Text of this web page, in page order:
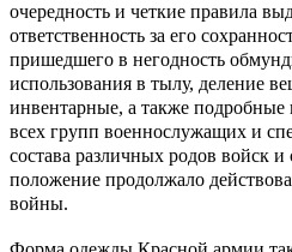
очередность и четкие правила
ответственность за его
пришедшего в негодность
использования в тылу, деление
инвентарные, а также
всех групп военнослужащих и
состава различных родов войск
положение продолжало
войны.